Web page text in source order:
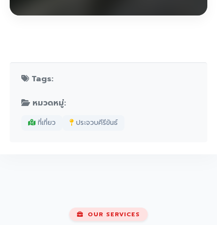
Tags:
หมวดหมู่:
ที่เที่ยว ประจวบคีรีขันธ์
OUR SERVICES